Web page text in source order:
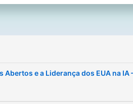
Abertos e a Liderança dos EUA na IA